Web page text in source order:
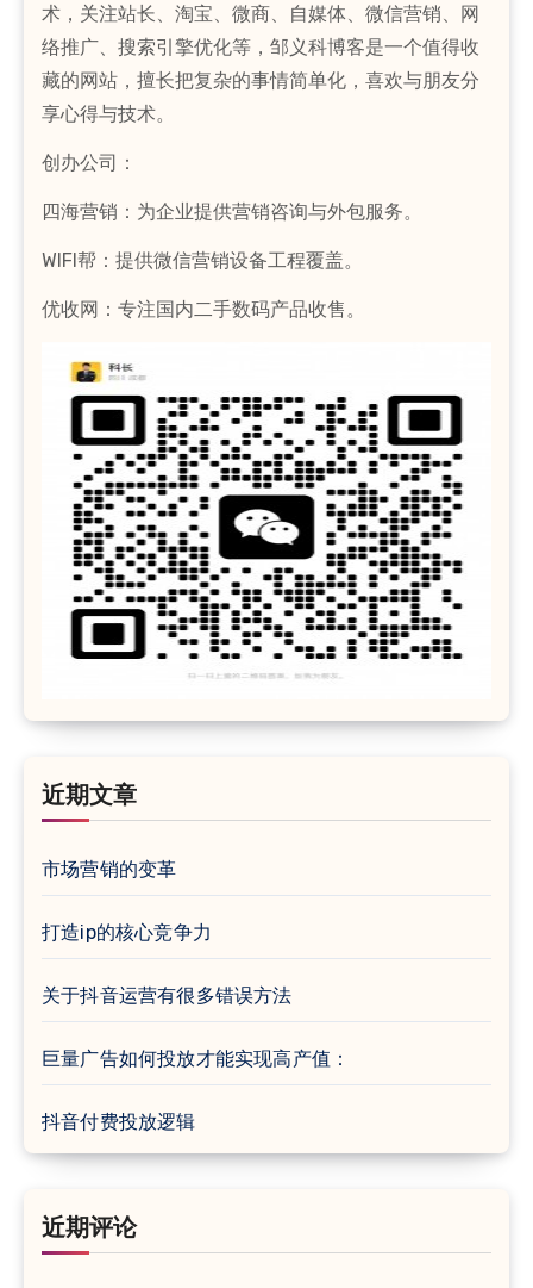
术，关注站长、淘宝、微商、自媒体、微信营销、网
络推广、搜索引擎优化等，邹义科博客是一个值得收
藏的网站，擅长把复杂的事情简单化，喜欢与朋友分
享心得与技术。
创办公司：
四海营销：为企业提供营销咨询与外包服务。
WIFI帮：提供微信营销设备工程覆盖。
优收网：专注国内二手数码产品收售。
近期文章
市场营销的变革
打造ip的核心竞争力
关于抖音运营有很多错误方法
巨量广告如何投放才能实现高产值：
抖音付费投放逻辑
近期评论